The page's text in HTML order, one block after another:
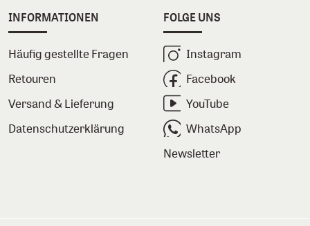
INFORMATIONEN
Häufig gestellte Fragen
Retouren
Versand & Lieferung
Datenschutzerklärung
FOLGE UNS
Instagram
Facebook
YouTube
WhatsApp
Newsletter